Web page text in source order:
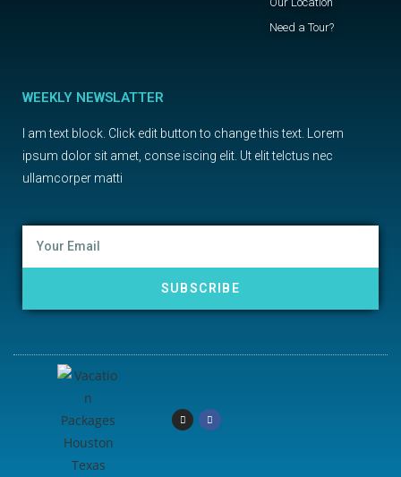
Need a Tour?
WEEKLY NEWSLATTER
I am text block. Click edit button to change this text. Lorem
ipsum dolor sit amet, conse iscing elit. Ut elit telctus nec
ullamcorper matti
SUBSCRIBE